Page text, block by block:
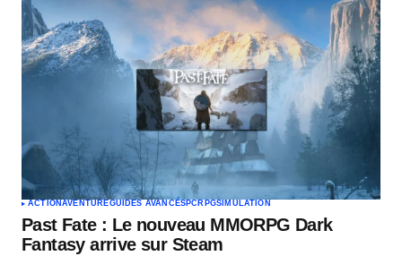
ACTIONAVENTUREGUIDES AVANCÉS PC RPGSIMULATION
Past Fate : Le nouveau MMORPG Dark
Fantasy arrive sur Steam